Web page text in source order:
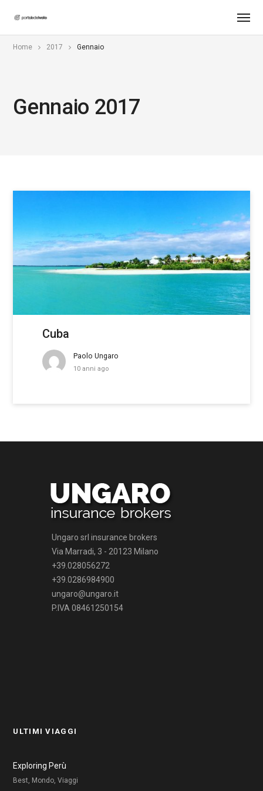
Home 2017 Gennaio
Gennaio 2017
Cuba
Paolo Ungaro
10 anni ago
Ungaro srl insurance brokers
Via Marradi, 3 - 20123 Milano
+39.028056272
+39.0286984900
ungaro@ungaro.it
P.IVA 08461250154
ULTIMI VIAGGI
Exploring Perù
Best, Mondo, Viaggi